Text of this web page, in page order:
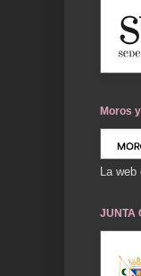
Moros
La
JUNTA